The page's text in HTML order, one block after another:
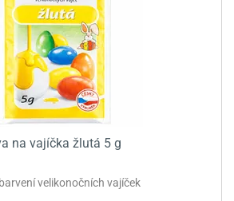
na vajíčka žlutá 5 g
velikonočních vajíček